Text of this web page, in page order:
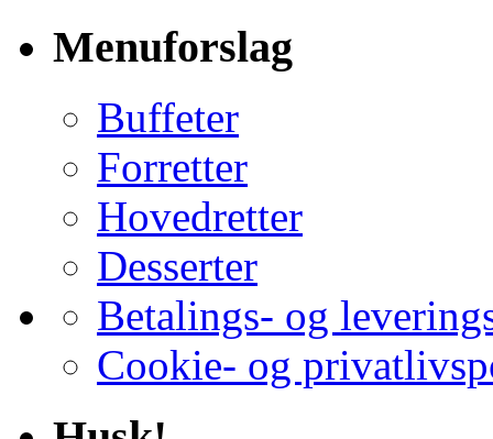
Menuforslag
Buffeter
Forretter
Hovedretter
Desserter
Betalings- og
Cookie- og